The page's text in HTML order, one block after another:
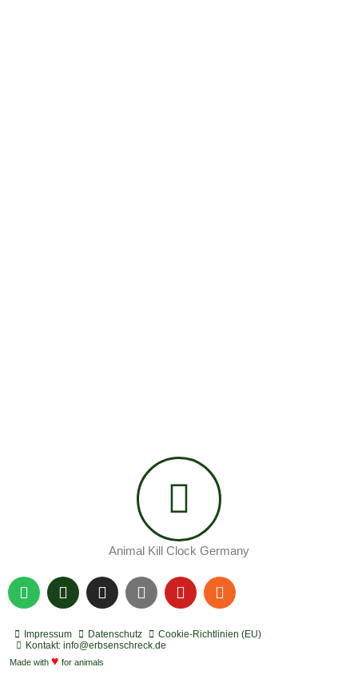
Animal Kill Clock Germany
S
p
t
i
f
P
o
c
a
s
I
n
t
a
g
Y
o
t
u
Y
o
t
R
s
Impressum Datenschutz
Cookie-Richtlinien (EU)
Kontakt: info@erbsenschreck.de
Made with ♥ for animals